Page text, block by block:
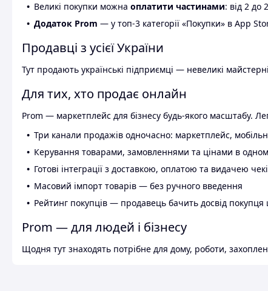
Великі покупки можна оплатити частинами: від 2 до
Додаток Prom — у топ-3 категорії «Покупки» в App
Продавці з усієї України
Тут продають українські підприємці — невеликі
Для тих, хто продає онлайн
Prom — маркетплейс для бізнесу будь-якого масштабу.
Три канали продажів одночасно: маркетплейс,
Керування товарами, замовленнями та цінами в
Готові інтеграції з доставкою, оплатою та видачею
Масовий імпорт товарів — без ручного введення
Рейтинг покупців — продавець бачить досвід
Prom — для людей і бізнесу
Щодня тут знаходять потрібне для дому, роботи,